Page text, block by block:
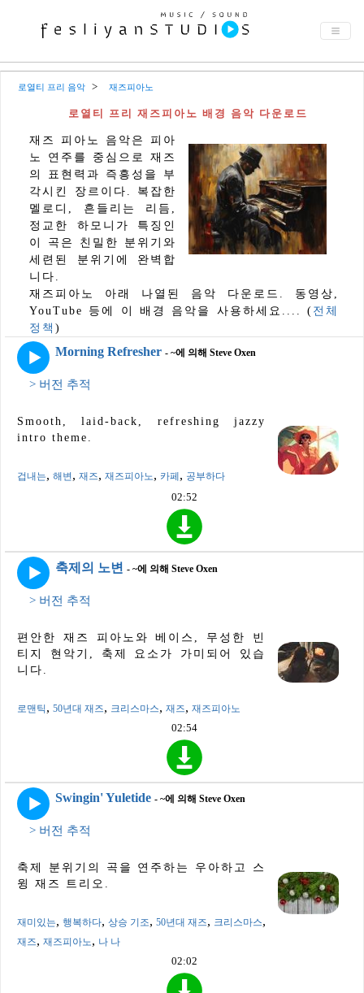
로열티 프리 음악 재즈피아노
로열티 프리 재즈피아노 배경 음악 다운로드
재즈 피아노 음악은 피아
노 연주를 중심으로 재즈
의 표현력과 즉흥성을 부
각시킨 장르이다. 복잡한
멜로디, 흔들리는 리듬,
정교한 하모니가 특징인
이 곡은 친밀한 분위기와
세련된 분위기에 완벽합
니다.
재즈피아노 아래 나열된 음악 다운로드. 동영상,
YouTube 등에 이 배경 음악을 사용하세요.... ( 전체
정책 )
Morning Refresher - ~에 의해 Steve Oxen
> 버전 추적
Smooth, laid-back, refreshing jazzy
intro theme.
겁내는, 해변 , 재즈, 재즈피아노, 카페 , 공부하다
02:52
축제의 노변 - ~에 의해 Steve Oxen
> 버전 추적
편안한 재즈 피아노와 베이스, 무성한 빈
티지 현악기, 축제 요소가 가미되어 있습
니다.
로맨틱, 50년대 재즈, 크리스마스, 재즈, 재즈피아노
02:54
Swingin' Yuletide - ~에 의해 Steve Oxen
> 버전 추적
축제 분위기의 곡을 연주하는 우아하고 스
윙 재즈 트리오.
재미있는, 행복하다, 상승 기조, 50년대 재즈, 크리스마스,
재즈, 재즈피아노, 나 나
02:02